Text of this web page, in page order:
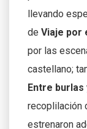
llevando
de Viaje por
por las
castellano;
Entre burlas
recoplilación
estrenaron